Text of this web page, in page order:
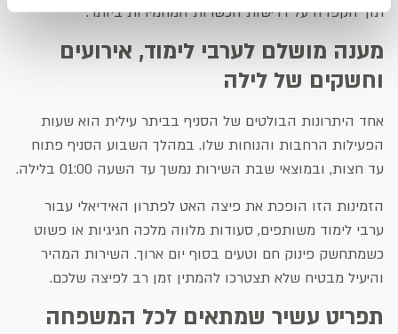
תוך הקפדה על דרישות הכשרות המחמירות ביותר.
מענה מושלם לערבי לימוד, אירועים
וחשקים של לילה
אחד היתרונות הבולטים של הסניף בביתר עילית הוא שעות
הפעילות הרחבות והנוחות שלו. במהלך השבוע הסניף פתוח
עד חצות, ובמוצאי שבת השירות נמשך עד השעה 01:00 בלילה.
הזמינות הזו הופכת את פיצה האט לפתרון האידיאלי עבור
ערבי לימוד משותפים, סעודות מלווה מלכה חגיגיות או פשוט
כשמתחשק פינוק חם וטעים בסוף יום ארוך. השירות המהיר
והיעיל מבטיח שלא תצטרכו להמתין זמן רב לפיצה שלכם.
תפריט עשיר שמתאים לכל המשפחה